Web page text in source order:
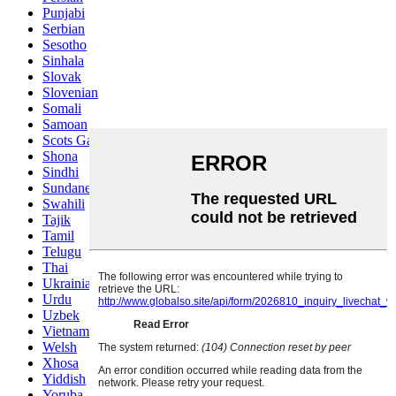
Punjabi
Serbian
Sesotho
Sinhala
Slovak
Slovenian
Somali
Samoan
Scots Gaelic
Shona
Sindhi
Sundanese
Swahili
Tajik
Tamil
Telugu
Thai
Ukrainian
Urdu
Uzbek
Vietnamese
Welsh
Xhosa
Yiddish